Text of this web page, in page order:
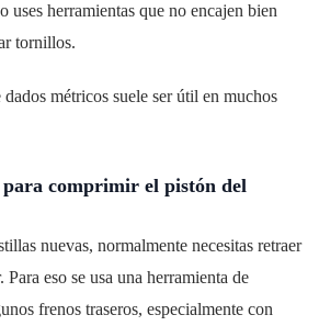
uses herramientas que no encajen bien
tornillos.
métricos suele ser útil en muchos
comprimir el pistón del
nuevas, normalmente necesitas retraer
eso se usa una herramienta de
frenos traseros, especialmente con